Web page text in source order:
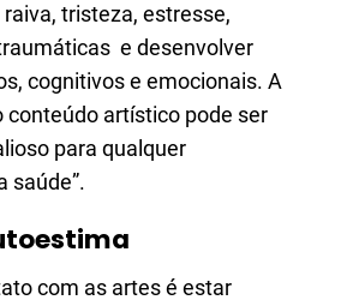
tristeza, estresse,
e desenvolver
cognitivos e emocionais. A
conteúdo artístico pode ser
para qualquer
saúde”.
com as artes é estar